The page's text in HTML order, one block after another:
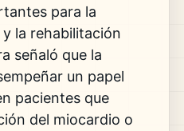
para la
la rehabilitación
señaló que la
un papel
pacientes que
del miocardio o